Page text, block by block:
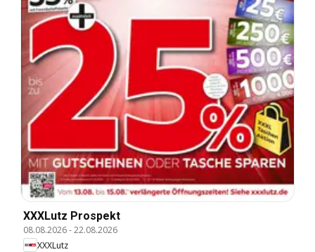
XXXLutz Prospekt
08.08.2026-22.08.2026
XXXLutz